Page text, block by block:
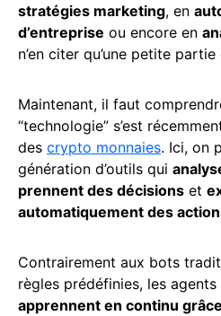
stratégies marketing, en
d’entreprise ou encore en
n’en citer qu’une petite
Maintenant, il faut
“technologie” s’est
des crypto monnaies. Ici, on
génération d’outils qui
prennent des décisions et
automatiquement des
Contrairement aux bots
règles prédéfinies, les agents
apprennent en continu